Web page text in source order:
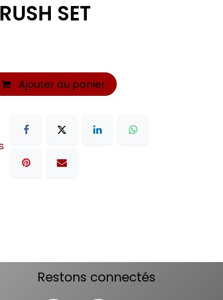
SET
Ajouter au panier
Restons connectés